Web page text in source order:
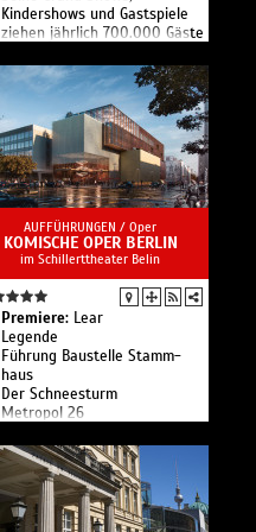
Kindershows und Gastspiele
ziehen jährlich 700.000 Gäste
Mit über 160 Mitwirkenden
pro Vorstellung sind dies die
größten Ensuite-Shows der
Welt.
AUFFÜHRUNGEN / Oper
KOMISCHE OPER BERLIN
im Schillerttheater Belin
Premiere: Lear
Legende
Führung Bau­stelle Stamm­
haus
Der Schnee­sturm
Metropol 26
Führungen
Führung Spezial Kostüm
Kammerkonzert 8: Aufbruch!
Kinderkonzert 1: Instru­men­
ten­atlas